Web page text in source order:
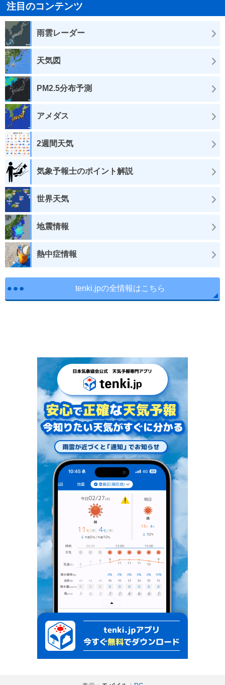
注目のコンテンツ
雨雲レーダー
天気図
PM2.5分布予測
アメダス
2週間天気
気象予報士のポイント解説
世界天気
地震情報
熱中症情報
tenki.jpの全情報はこちら